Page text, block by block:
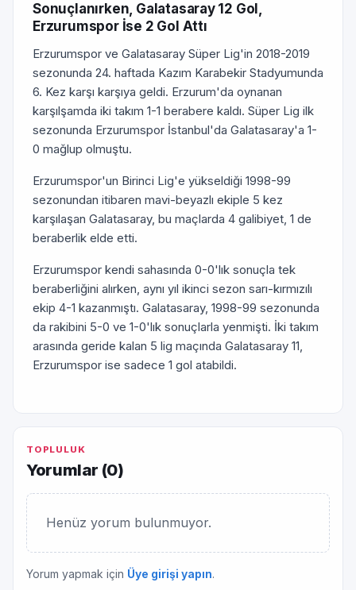
Sonuçlanırken, Galatasaray 12 Gol,
Erzurumspor İse 2 Gol Attı
Erzurumspor ve Galatasaray Süper Lig'in 2018-2019
sezonunda 24. haftada Kazım Karabekir Stadyumunda
6. Kez karşı karşıya geldi. Erzurum'da oynanan
karşılşamda iki takım 1-1 berabere kaldı. Süper Lig ilk
sezonunda Erzurumspor İstanbul'da Galatasaray'a 1-
0 mağlup olmuştu.
Erzurumspor'un Birinci Lig'e yükseldiği 1998-99
sezonundan itibaren mavi-beyazlı ekiple 5 kez
karşılaşan Galatasaray, bu maçlarda 4 galibiyet, 1 de
beraberlik elde etti.
Erzurumspor kendi sahasında 0-0'lık sonuçla tek
beraberliğini alırken, aynı yıl ikinci sezon sarı-kırmızılı
ekip 4-1 kazanmıştı. Galatasaray, 1998-99 sezonunda
da rakibini 5-0 ve 1-0'lık sonuçlarla yenmişti. İki takım
arasında geride kalan 5 lig maçında Galatasaray 11,
Erzurumspor ise sadece 1 gol atabildi.
TOPLULUK
Yorumlar (0)
Henüz yorum bulunmuyor.
Yorum yapmak için Üye girişi yapın.